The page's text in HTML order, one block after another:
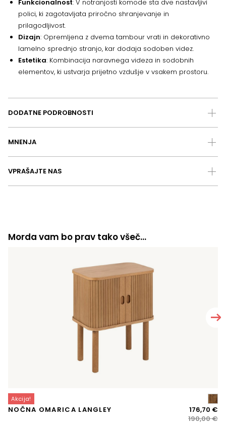
Funkcionalnost: V notranjosti komode sta dve nastavljivi
polici, ki zagotavljata priročno shranjevanje in
prilagodljivost.
Dizajn: Opremljena z dvema tambour vrati in dekorativno
lamelno sprednjo stranjo, kar dodaja sodoben videz.
Estetika: Kombinacija naravnega videza in sodobnih
elementov, ki ustvarja prijetno vzdušje v vsakem prostoru.
DODATNE PODROBNOSTI
MNENJA
VPRAŠAJTE NAS
Morda vam bo prav tako všeč…
Akcija!
NOČNA OMARICA LANGLEY
190,00€
176,70 €